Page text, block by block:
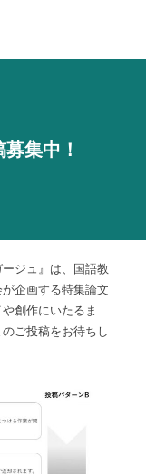
集中！
ジュ』は、国語教
企画する特集論文
創作にいたるま
ご投稿をお待ちし